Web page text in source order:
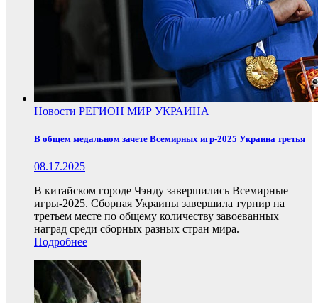
Новости РЕГИОН МИР УКРАИНА
В общем медальном зачете Всемирных игр-2025 Украина третья
08.17.2025
В китайском городе Чэнду завершились Всемирные
игры-2025. Сборная Украины завершила турнир на
третьем месте по общему количеству завоеванных
наград среди сборных разных стран мира.
Подробнее